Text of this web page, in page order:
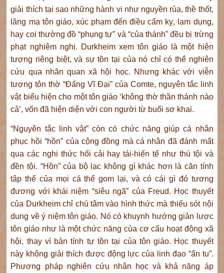
giải thích tại sao những hành vi như nguyền rủa, thề thốt,
lăng mạ tôn giáo, xúc phạm đến điều cấm kỵ, lạm dụng,
hay coi thường đồ “phụng tự” và “của thánh” đều bị trừng
phạt nghiêm nghị. Durkheim xem tôn giáo là một hiện
tượng riêng biệt, và sự tồn tại của nó chỉ có thể nghiên
cứu qua nhãn quan xã hội học. Nhưng khác với viễn
tượng tôn thờ “Đấng Vĩ Đại” của Comte, nguyên tắc linh
vật biểu hiện cho một tôn giáo ‘không thờ thần thánh nào
cả’, vốn đã hiện diện với con người từ buổi sơ khai.
“Nguyên tắc linh vật” còn có chức năng giúp cá nhân
phục hồi “hồn” của cộng đồng mà cá nhân đã đánh mất
qua các nghi thức hối cải hay tái-hiến tế như thú tội và
đền tội. “Hồn” của bộ lạc không gì khác hơn là căn tính
tập thể của mọi cá thể gom lại, và có cái gì đó tương
đương với khái niệm “siêu ngã” của Freud. Học thuyết
của Durkheim chỉ chú tâm vào hình thức mà thiếu sót nội
dung về ý niệm tôn giáo. Nó có khuynh hướng giản lược
tôn giáo như là một chức năng của cơ cấu hoạt động xã
hội, thay vì bản tính tự tồn tại của tôn giáo. Học thuyết
này không giải thích được động lực của linh đạo “ẩn tu”.
Phương pháp nghiên cứu nhân học và khả năng áp